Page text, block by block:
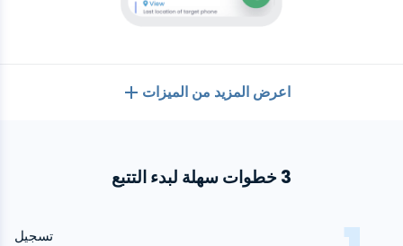
اعرض المزيد من الميزات
سجلات المكالمات
تطبيقات المراسلة
3 خطوات سهلة لبدء التتبع
تسجيل